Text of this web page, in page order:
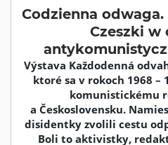
Codzienna odwaga.
Czeszki w
Výstava Každodenná
ktoré sa v rokoch 1968
komunistickému
a Československu.
disidentky zvolili cestu
Boli to aktivistky,